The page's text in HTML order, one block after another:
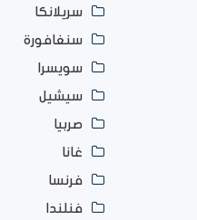
سريلانكا
سنغافورة
سويسرا
سيشيل
صربيا
غانا
فرنسا
فنلندا